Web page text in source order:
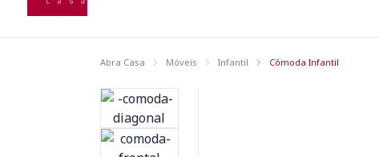
Abra Casa Móveis Infantil Cômoda Infantil